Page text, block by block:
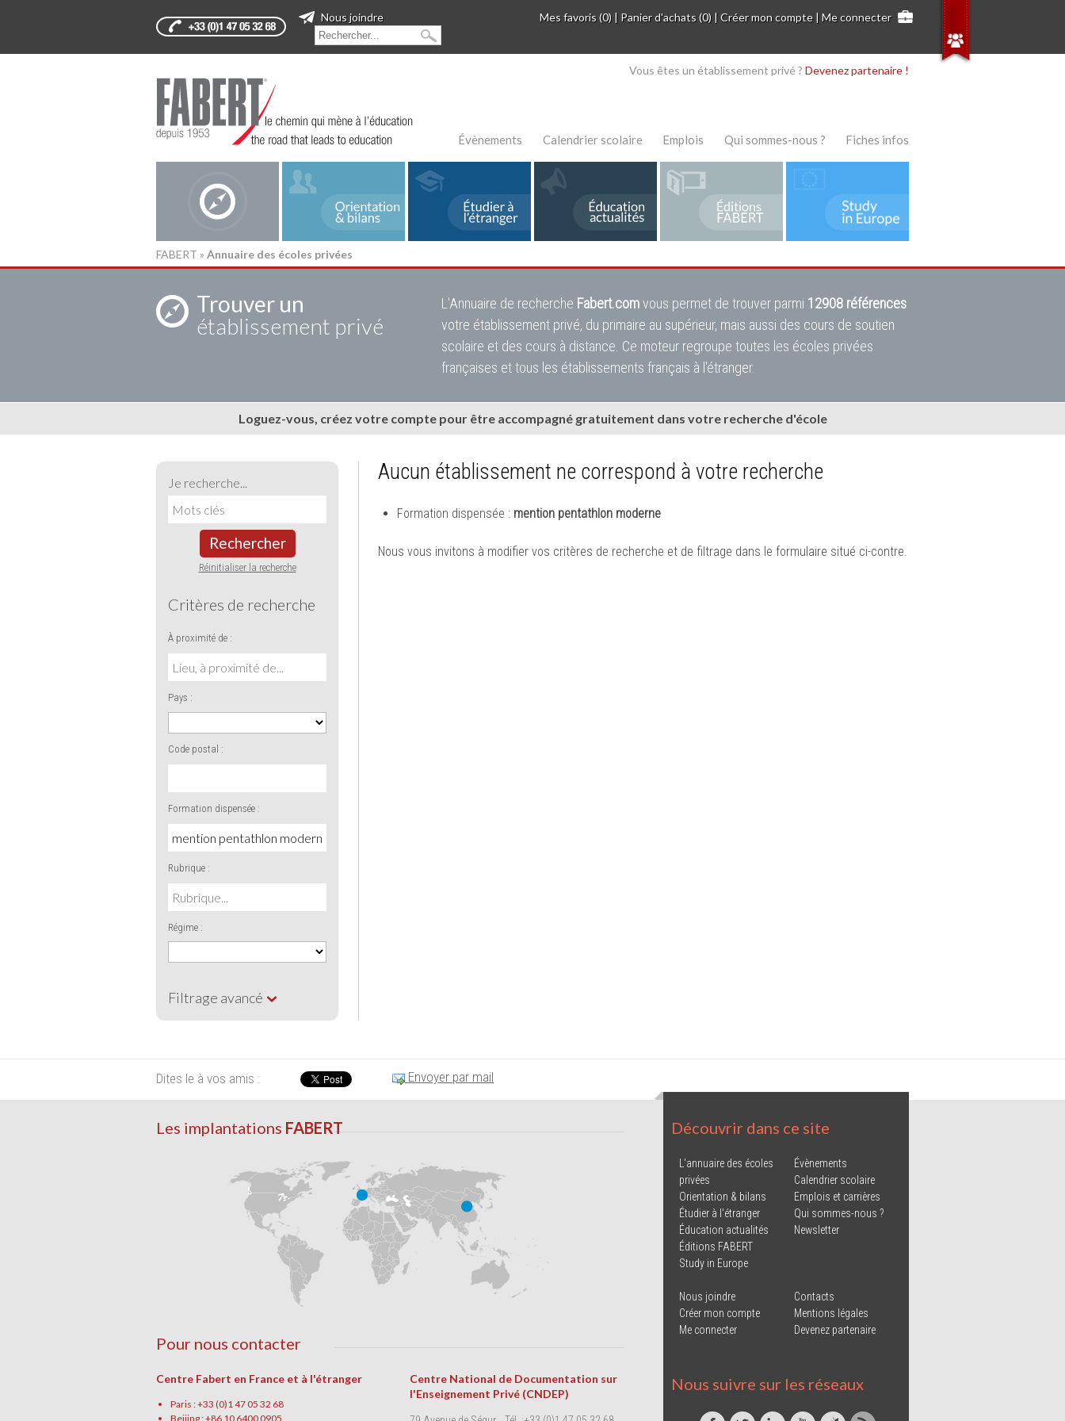
Mes favoris (0) | Panier d'achats (0) |Créer mon compte |Me connecter
Nous joindre
Vous êtes un établissement privé ? Devenez partenaire !
Évènements Calendrier scolaire Emplois Qui sommes-nous ? Fiches infos
FABERT » Annuaire des écoles privées
Trouver un
établissement privé
L'Annuaire de recherche Fabert.comvous permet de trouver parmi 12908 références
votre établissement privé, du primaire au supérieur, mais aussi des cours de soutien
scolaire et des cours à distance. Ce moteur regroupe toutes les écoles privées
françaises et tous les établissements français à l'étranger.
Loguez-vous, créez votre compte pour être accompagné gratuitement dans votre recherche d'école
Je recherche...
Rechercher
Réinitialiser la recherche
Critères de recherche
À proximité de :
Pays :
Code postal :
Formation dispensée :
Rubrique :
Régime :
Filtrage avancé
Aucun établissement ne correspond à votre recherche
Formation dispensée : mention pentathlon moderne
Nous vous invitons à modifier vos critères de recherche et de filtrage dans le formulaire situé ci-contre.
Dites le à vos amis : Envoyer par mail
Les implantations FABERT
Pour nous contacter
Centre Fabert en France et à l'étranger
Paris : +33 (0)1 47 05 32 68
Beijing : +86 10 6400 0905
Centre National de Documentation sur
l'Enseignement Privé (CNDEP)
Découvrir dans ce site
L'annuaire des écoles
privées
Orientation & bilans
Étudier à l'étranger
Éducation actualités
Éditions FABERT
Study in Europe
Évènements
Calendrier scolaire
Emplois et carrières
Qui sommes-nous ?
Newsletter
Nous joindre
Créer mon compte
Me connecter
Contacts
Mentions légales
Devenez partenaire
Nous suivre sur les réseaux